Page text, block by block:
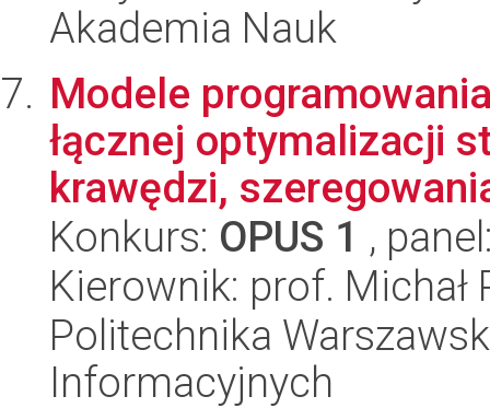
Akademia Nauk
Modele
łącznej optymalizacji
krawędzi,
Konkurs: OPUS 1 ,
Kierownik: prof. Michał
Politechnika
Informacyjnych